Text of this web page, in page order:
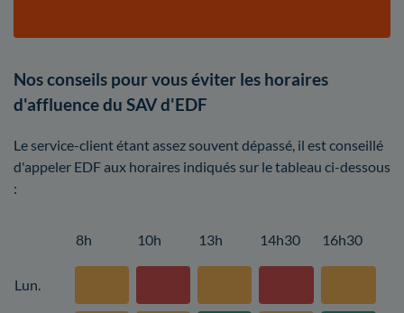
Nos conseils pour vous éviter les horaires
d'affluence du SAV d'EDF
Le service-client étant assez souvent dépassé, il est conseillé
d'appeler EDF aux horaires indiqués sur le tableau ci-dessous
:
8h 10h 13h 14h30 16h30
Lun.